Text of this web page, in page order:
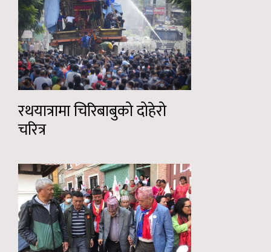
रथयात्रामा चिरिबाबुको दोहेरो
चरित्र